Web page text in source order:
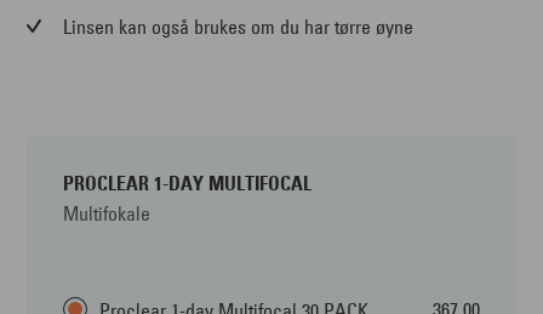
Linsen kan også brukes om du har tørre øyne
PROCLEAR 1-DAY MULTIFOCAL
Multifokale
367,00